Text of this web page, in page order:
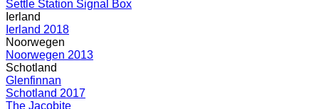
Settle Station Signal Box
Ierland
Ierland 2018
Noorwegen
Noorwegen 2013
Schotland
Glenfinnan
Schotland 2017
The Jacobite